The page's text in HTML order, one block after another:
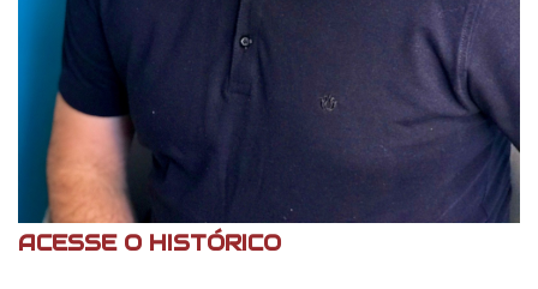
ACESSE O HISTÓRICO